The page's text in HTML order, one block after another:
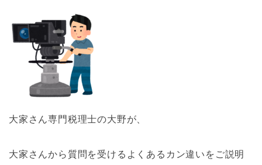
大家さん専門税理士の大野が、
大家さんから質問を受けるよくあるカン違いをご説明